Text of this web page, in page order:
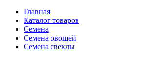
Главная
Каталог товаров
Семена
Семена овощей
Семена свеклы